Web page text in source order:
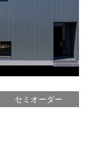
セミオーダー